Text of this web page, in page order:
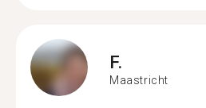
F.
Maastricht